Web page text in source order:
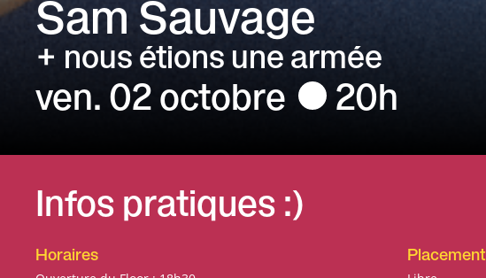
Sam Sauvage
nous étions une armée
ven. 02 octobre 20h
Infos pratiques :)
Horaires Placement